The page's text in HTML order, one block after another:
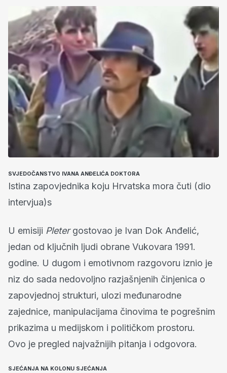
SVJEDOČANSTVO IVANA ANĐELIĆA DOKTORA
Istina zapovjednika koju Hrvatska mora čuti (dio
intervjua)s
U emisiji Pletergostovao je Ivan Dok Anđelić,
jedan od ključnih ljudi obrane Vukovara 1991.
godine. U dugom i emotivnom razgovoru iznio je
niz do sada nedovoljno razjašnjenih činjenica o
zapovjednoj strukturi, ulozi međunarodne
zajednice, manipulacijama činovima te pogrešnim
prikazima u medijskom i političkom prostoru.
Ovo je pregled najvažnijih pitanja i odgovora.
SJEĆANJA NA KOLONU SJEĆANJA